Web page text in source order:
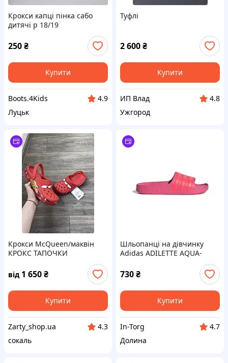
Крокси капці пінка сабо
дитячі р 18/19
250₴
Купити
Boots.4Kids
4.9
Луцьк
Туфлі
2 600₴
Купити
ИП Влад
4.8
Ужгород
Крокси McQueen/маквін
КРОКС ТАПОЧКИ
від 1 650₴
Купити
Zarty_shop.ua
4.3
сокаль
Шльопанці на дівчинку
Adidas ADILETTE AQUA-
730₴
Купити
In-Torg
4.7
Долина